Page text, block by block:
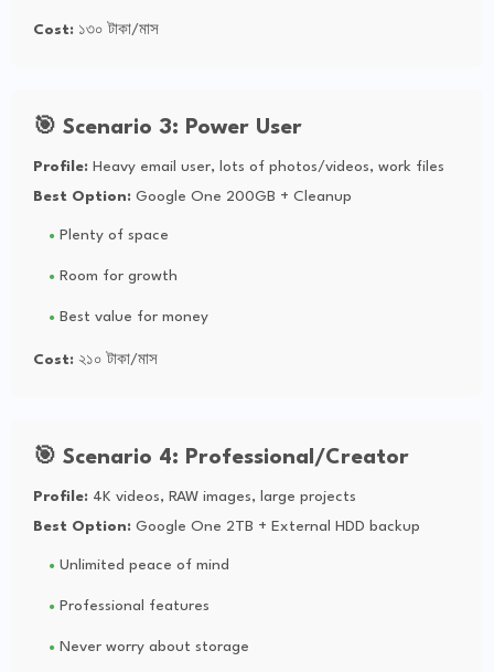
Cost: ১৩০ টাকা/মাস
🎯 Scenario 3: Power User
Profile: Heavy email user, lots of photos/videos, work files
Best Option: Google One 200GB + Cleanup
Plenty of space
Room for growth
Best value for money
Cost: ২১০ টাকা/মাস
🎯 Scenario 4: Professional/Creator
Profile: 4K videos, RAW images, large projects
Best Option: Google One 2TB + External HDD backup
Unlimited peace of mind
Professional features
Never worry about storage